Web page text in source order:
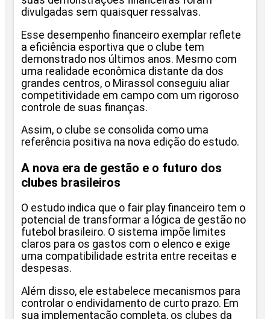
divulgadas sem quaisquer ressalvas.
Esse desempenho financeiro exemplar reflete
a eficiência esportiva que o clube tem
demonstrado nos últimos anos. Mesmo com
uma realidade econômica distante da dos
grandes centros, o Mirassol conseguiu aliar
competitividade em campo com um rigoroso
controle de suas finanças.
Assim, o clube se consolida como uma
referência positiva na nova edição do estudo.
A nova era de gestão e o futuro dos
clubes brasileiros
O estudo indica que o fair play financeiro tem o
potencial de transformar a lógica de gestão no
futebol brasileiro. O sistema impõe limites
claros para os gastos com o elenco e exige
uma compatibilidade estrita entre receitas e
despesas.
Além disso, ele estabelece mecanismos para
controlar o endividamento de curto prazo. Em
sua implementação completa, os clubes da